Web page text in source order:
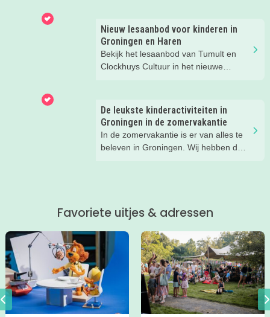
Nieuw lesaanbod voor kinderen in
Groningen en Haren
Bekijk het lesaanbod van Tumult en
Clockhuys Cultuur in het nieuwe
De leukste kinderactiviteiten in
Groningen in de zomervakantie
In de zomervakantie is er van alles te
beleven in Groningen. Wij hebben de
Favoriete uitjes & adressen